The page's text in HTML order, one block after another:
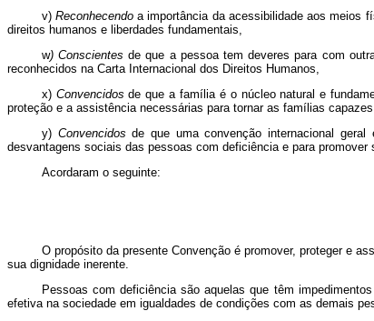
v) Reconhecendo a importância da acessibilidade aos meios
direitos humanos e liberdades fundamentais,
w) Conscientes de que a pessoa tem deveres para com
reconhecidos na Carta Internacional dos Direitos Humanos,
x)Convencidos de que a família é o núcleo natural e
proteção e a assistência necessárias para tornar as famílias
y)Convencidos de que uma convenção internacional
desvantagens sociais das pessoas com deficiência e para
Acordaram o seguinte:
O propósito da presente Convenção é promover, proteger e
sua dignidade inerente.
Pessoas com deficiência são aquelas que têm
efetiva na sociedade em igualdades de condições com as demais